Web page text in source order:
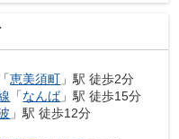
「恵美須町 」駅 徒歩2分
「なんば」駅 徒歩15分
」駅 徒歩12分